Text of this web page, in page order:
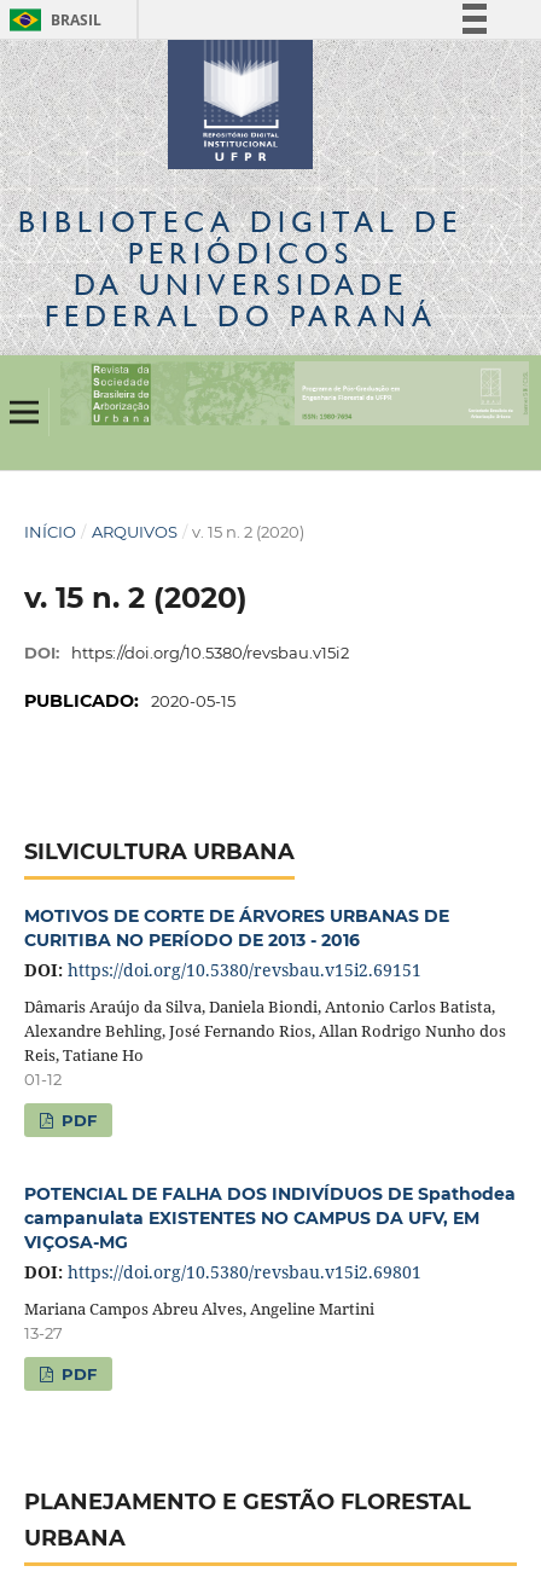
BRASIL
Simplifique!
Comunica BR
Participe
Acesso à informação
Legislação
Canais
BIBLIOTECA DIGITALDE
PERIÓDICOS
DA UNIVERSIDADE
FEDERAL DO PARANÁ
INÍCIO / ARQUIVOS / v. 15 n. 2 (2020)
v. 15 n. 2 (2020)
DOI: https://doi.org/10.5380/revsbau.v15i2
PUBLICADO: 2020-05-15
SILVICULTURA URBANA
MOTIVOS DE CORTE DE ÁRVORES URBANAS DE
CURITIBA NO PERÍODO DE 2013 - 2016
DOI: https://doi.org/10.5380/revsbau.v15i2.69151
Dâmaris Araújo da Silva, Daniela Biondi, Antonio Carlos Batista,
Alexandre Behling, José Fernando Rios, Allan Rodrigo Nunho dos
Reis, Tatiane Ho
01-12
PDF
POTENCIAL DE FALHA DOS INDIVÍDUOS DE Spathodea
campanulata EXISTENTES NO CAMPUS DA UFV, EM
VIÇOSA-MG
DOI: https://doi.org/10.5380/revsbau.v15i2.69801
Mariana Campos Abreu Alves, Angeline Martini
13-27
PDF
PLANEJAMENTO E GESTÃO FLORESTAL
URBANA